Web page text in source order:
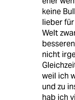
keine
lieber
Welt
nicht
weil ich
und zu
hab ich